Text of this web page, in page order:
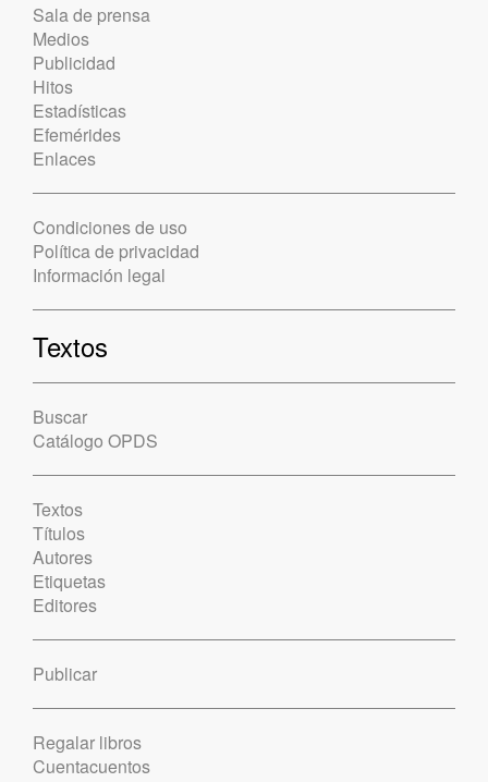
Sala de prensa
Medios
Publicidad
Hitos
Estadísticas
Efemérides
Enlaces
Condiciones de uso
Política de privacidad
Información legal
Textos
Buscar
Catálogo OPDS
Textos
Títulos
Autores
Etiquetas
Editores
Publicar
Regalar libros
Cuentacuentos